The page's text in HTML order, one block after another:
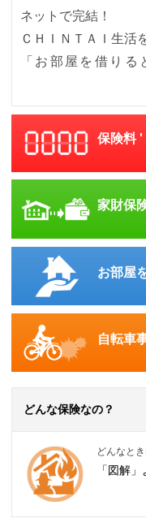
ネットで完結！
ＣＨＩＮＴＡＩ生活
「お部屋を借りる
保険料 '
家財保
お部屋
自転車
どんな保険なの？
どんなと
「図解